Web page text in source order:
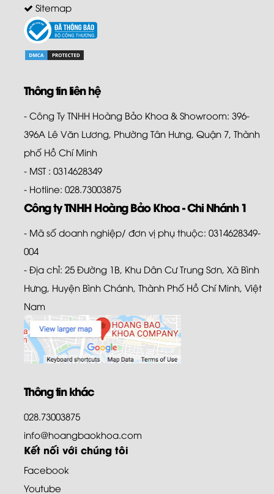
Sitemap
Thông tin liên hệ
- Công Ty TNHH Hoàng Bảo Khoa & Showroom: 396-
396A Lê Văn Lương, Phường Tân Hưng, Quận 7, Thành
phố Hồ Chí Minh
- MST : 0314628349
- Hotline: 028.73003875
Công ty TNHH Hoàng Bảo Khoa - Chi Nhánh 1
- Mã số doanh nghiệp/ đơn vị phụ thuộc: 0314628349-
004
- Địa chỉ: 25 Đường 1B, Khu Dân Cư Trung Sơn, Xã Bình
Hưng, Huyện Bình Chánh, Thành Phố Hồ Chí Minh, Việt
Nam
Thông tin khác
028.73003875
info@hoangbaokhoa.com
Kết nối với chúng tôi
Facebook
Youtube